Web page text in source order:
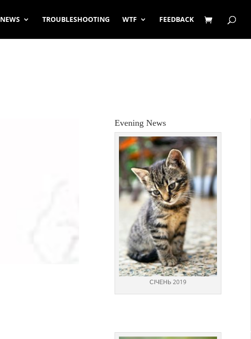
NEWS TROUBLESHOOTING WTF FEEDBACK
Evening News
СІЧЕНЬ 2019